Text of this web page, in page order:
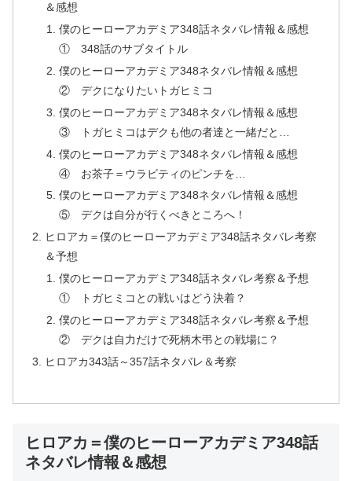
＆感想
僕のヒーローアカデミア348話ネタバレ情報＆感想
① 348話のサブタイトル
僕のヒーローアカデミア348ネタバレ情報＆感想
② デクになりたいトガヒミコ
僕のヒーローアカデミア348ネタバレ情報＆感想
③ トガヒミコはデクも他の者達と一緒だと…
僕のヒーローアカデミア348ネタバレ情報＆感想
④ お茶子＝ウラビティのピンチを…
僕のヒーローアカデミア348ネタバレ情報＆感想
⑤ デクは自分が行くべきところへ！
ヒロアカ＝僕のヒーローアカデミア348話ネタバレ考察
＆予想
僕のヒーローアカデミア348話ネタバレ考察＆予想
① トガヒミコとの戦いはどう決着？
僕のヒーローアカデミア348話ネタバレ考察＆予想
② デクは自力だけで死柄木弔との戦場に？
ヒロアカ343話～357話ネタバレ＆考察
ヒロアカ＝僕のヒーローアカデミア348話
ネタバレ情報＆感想